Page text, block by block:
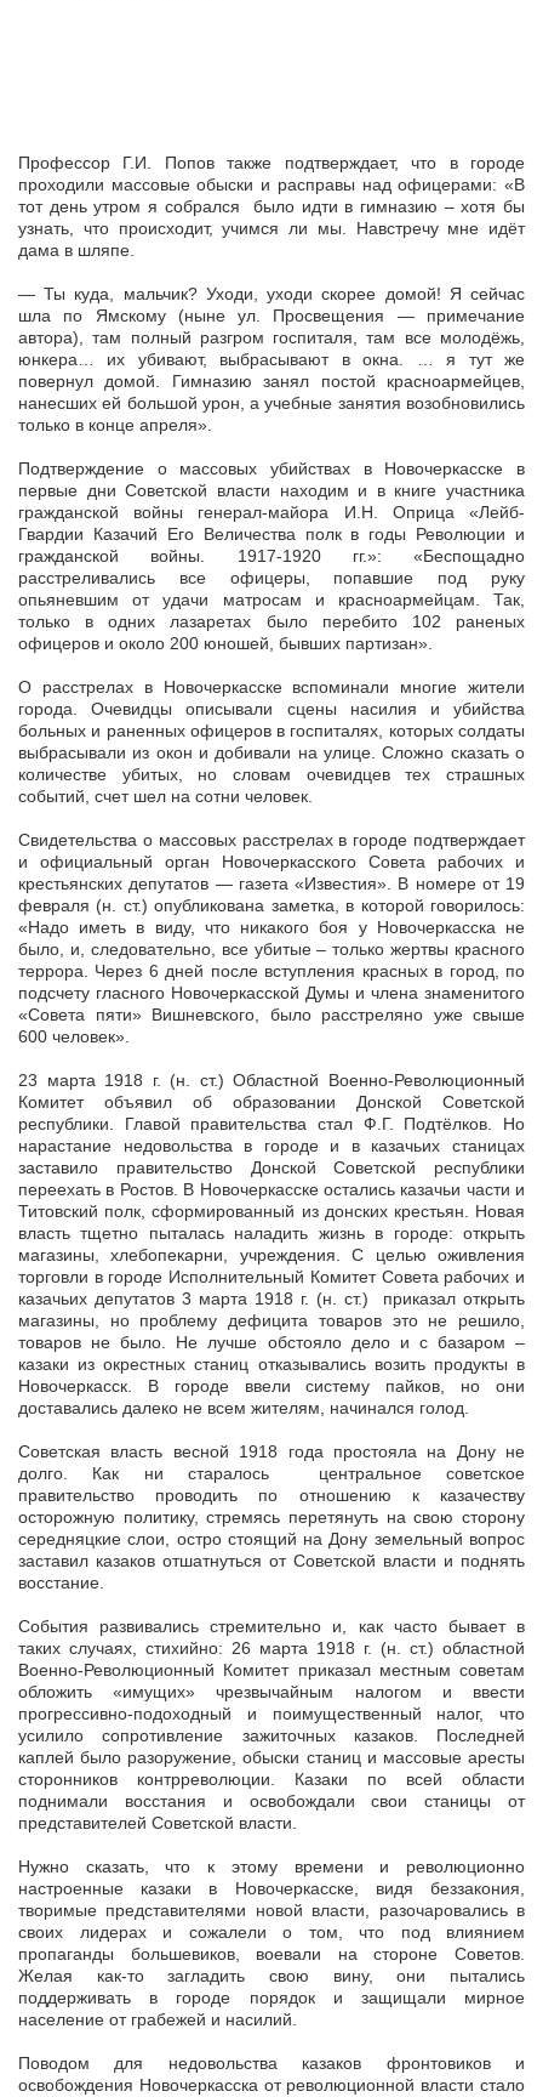
Профессор Г.И. Попов также подтверждает, что в городе
проходили массовые обыски и расправы над офицерами: «В
тот день утром я собрался было идти в гимназию – хотя бы
узнать, что происходит, учимся ли мы. Навстречу мне идёт
дама в шляпе.
— Ты куда, мальчик? Уходи, уходи скорее домой! Я сейчас
шла по Ямскому (ныне ул. Просвещения — примечание
автора), там полный разгром госпиталя, там все молодёжь,
юнкера… их убивают, выбрасывают в окна. … я тут же
повернул домой. Гимназию занял постой красноармейцев,
нанесших ей большой урон, а учебные занятия возобновились
только в конце апреля».
Подтверждение о массовых убийствах в Новочеркасске в
первые дни Советской власти находим и в книге участника
гражданской войны генерал-майора И.Н. Оприца «Лейб-
Гвардии Казачий Его Величества полк в годы Революции и
гражданской войны. 1917-1920 гг.»: «Беспощадно
расстреливались все офицеры, попавшие под руку
опьяневшим от удачи матросам и красноармейцам. Так,
только в одних лазаретах было перебито 102 раненых
офицеров и около 200 юношей, бывших партизан».
О расстрелах в Новочеркасске вспоминали многие жители
города. Очевидцы описывали сцены насилия и убийства
больных и раненных офицеров в госпиталях, которых солдаты
выбрасывали из окон и добивали на улице. Сложно сказать о
количестве убитых, но словам очевидцев тех страшных
событий, счет шел на сотни человек.
Свидетельства о массовых расстрелах в городе подтверждает
и официальный орган Новочеркасского Совета рабочих и
крестьянских депутатов — газета «Известия». В номере от 19
февраля (н. ст.) опубликована заметка, в которой говорилось:
«Надо иметь в виду, что никакого боя у Новочеркасска не
было, и, следовательно, все убитые – только жертвы красного
террора. Через 6 дней после вступления красных в город, по
подсчету гласного Новочеркасской Думы и члена знаменитого
«Совета пяти» Вишневского, было расстреляно уже свыше
600 человек».
23 марта 1918 г. (н. ст.) Областной Военно-Революционный
Комитет объявил об образовании Донской Советской
республики. Главой правительства стал Ф.Г. Подтёлков. Но
нарастание недовольства в городе и в казачьих станицах
заставило правительство Донской Советской республики
переехать в Ростов. В Новочеркасске остались казачьи части и
Титовский полк, сформированный из донских крестьян. Новая
власть тщетно пыталась наладить жизнь в городе: открыть
магазины, хлебопекарни, учреждения. С целью оживления
торговли в городе Исполнительный Комитет Совета рабочих и
казачьих депутатов 3 марта 1918 г. (н. ст.) приказал открыть
магазины, но проблему дефицита товаров это не решило,
товаров не было. Не лучше обстояло дело и с базаром –
казаки из окрестных станиц отказывались возить продукты в
Новочеркасск. В городе ввели систему пайков, но они
доставались далеко не всем жителям, начинался голод.
Советская власть весной 1918 года простояла на Дону не
долго. Как ни старалось центральное советское
правительство проводить по отношению к казачеству
осторожную политику, стремясь перетянуть на свою сторону
середняцкие слои, остро стоящий на Дону земельный вопрос
заставил казаков отшатнуться от Советской власти и поднять
восстание.
События развивались стремительно и, как часто бывает в
таких случаях, стихийно: 26 марта 1918 г. (н. ст.) областной
Военно-Революционный Комитет приказал местным советам
обложить «имущих» чрезвычайным налогом и ввести
прогрессивно-подоходный и поимущественный налог, что
усилило сопротивление зажиточных казаков. Последней
каплей было разоружение, обыски станиц и массовые аресты
сторонников контрреволюции. Казаки по всей области
поднимали восстания и освобождали свои станицы от
представителей Советской власти.
Нужно сказать, что к этому времени и революционно
настроенные казаки в Новочеркасске, видя беззакония,
творимые представителями новой власти, разочаровались в
своих лидерах и сожалели о том, что под влиянием
пропаганды большевиков, воевали на стороне Советов.
Желая как-то загладить свою вину, они пытались
поддерживать в городе порядок и защищали мирное
население от грабежей и насилий.
Поводом для недовольства казаков фронтовиков и
освобождения Новочеркасска от революционной власти стало